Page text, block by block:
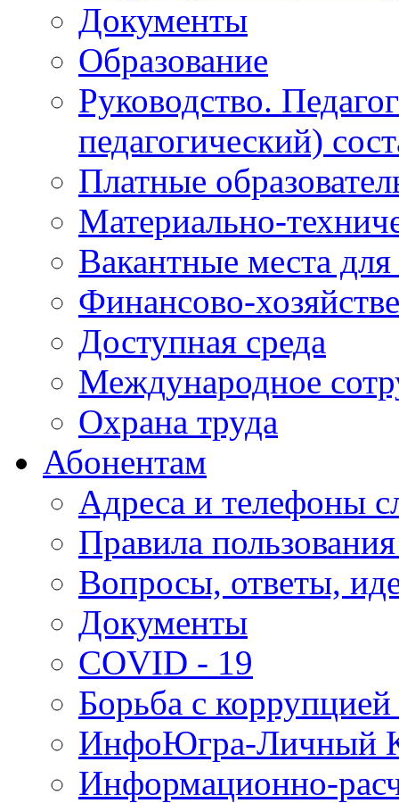
Документы
Образование
Руководство.
педагогический)
Платные
Материально-
Вакантные места
Финансово-
Доступная среда
Международное
Охрана труда
Абонентам
Адреса и телефоны
Правила
Вопросы, ответы,
Документы
COVID - 19
Борьба с
ИнфоЮгра-Личный
Информационно-